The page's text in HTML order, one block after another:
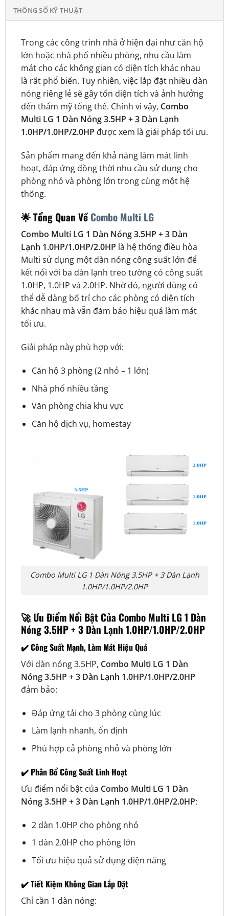
THÔNG SỐ KỸ THUẬT
Trong các công trình nhà ở hiện đại như căn hộ
lớn hoặc nhà phố nhiều phòng, nhu cầu làm
mát cho các không gian có diện tích khác nhau
là rất phổ biến. Tuy nhiên, việc lắp đặt nhiều dàn
nóng riêng lẻ sẽ gây tốn diện tích và ảnh hưởng
đến thẩm mỹ tổng thể. Chính vì vậy, Combo
Multi LG 1 Dàn Nóng 3.5HP + 3 Dàn Lạnh
1.0HP/1.0HP/2.0HP được xem là giải pháp tối ưu.
Sản phẩm mang đến khả năng làm mát linh
hoạt, đáp ứng đồng thời nhu cầu sử dụng cho
phòng nhỏ và phòng lớn trong cùng một hệ
thống.
🌟 Tổng Quan Về Combo Multi LG
Combo Multi LG 1 Dàn Nóng 3.5HP + 3 Dàn
Lạnh 1.0HP/1.0HP/2.0HP là hệ thống điều hòa
Multi sử dụng một dàn nóng công suất lớn để
kết nối với ba dàn lạnh treo tường có công suất
1.0HP, 1.0HP và 2.0HP. Nhờ đó, người dùng có
thể dễ dàng bố trí cho các phòng có diện tích
khác nhau mà vẫn đảm bảo hiệu quả làm mát
tối ưu.
Giải pháp này phù hợp với:
Căn hộ 3 phòng (2 nhỏ – 1 lớn)
Nhà phố nhiều tầng
Văn phòng chia khu vực
Căn hộ dịch vụ, homestay
Combo Multi LG 1 Dàn Nóng 3.5HP + 3 Dàn Lạnh
1.0HP/1.0HP/2.0HP
🚀 Ưu Điểm Nổi Bật Của Combo Multi LG 1 Dàn
Nóng 3.5HP + 3 Dàn Lạnh 1.0HP/1.0HP/2.0HP
✔️ Công Suất Mạnh, Làm Mát Hiệu Quả
Với dàn nóng 3.5HP, Combo Multi LG 1 Dàn
Nóng 3.5HP + 3 Dàn Lạnh 1.0HP/1.0HP/2.0HP
đảm bảo:
Đáp ứng tải cho 3 phòng cùng lúc
Làm lạnh nhanh, ổn định
Phù hợp cả phòng nhỏ và phòng lớn
✔️ Phân Bổ Công Suất Linh Hoạt
Ưu điểm nổi bật của Combo Multi LG 1 Dàn
Nóng 3.5HP + 3 Dàn Lạnh 1.0HP/1.0HP/2.0HP:
2 dàn 1.0HP cho phòng nhỏ
1 dàn 2.0HP cho phòng lớn
Tối ưu hiệu quả sử dụng điện năng
✔️ Tiết Kiệm Không Gian Lắp Đặt
Chỉ cần 1 dàn nóng: